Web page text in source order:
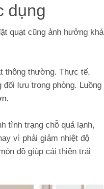
dụng
quạt cũng ảnh hưởng khá
thông thường. Thực tế,
lưu trong phòng. Luồng
tình trạng chỗ quá lạnh,
vì phải giảm nhiệt độ
đồ giúp cải thiện trải